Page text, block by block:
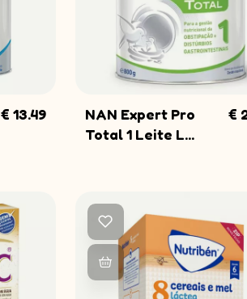
€ 13.49
COMPRAR
NAN Expert Pro
Total 1 Leite L...
€
Endereço de e-mail